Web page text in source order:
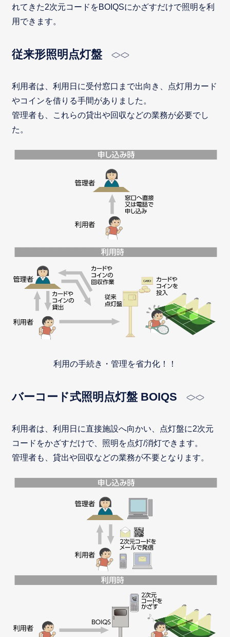
れてきた2次元コードをBOIQSにかざすだけで照明を利
用できます。
従来形照明点灯盤
利用者は、利用日に受付窓口まで出向き、点灯用カード
やコインを借りる手間がありました。
管理者も、これらの貸出や回収などの業務が必要でし
た。
利用の手続き・管理を省力化！！
バーコード式照明点灯盤 BOIQS
利用者は、利用日に直接施設へ向かい、点灯盤に2次元
コードをかざすだけで、照明を点灯/消灯できます。
管理者も、貸出や回収などの業務が不要となります。